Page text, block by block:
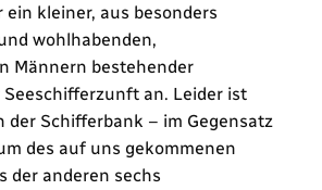
kleiner, aus besonders
wohlhabenden,
Männern bestehender
an. Leider ist
der Schifferbank – im Gegensatz
des auf uns gekommenen
der anderen sechs